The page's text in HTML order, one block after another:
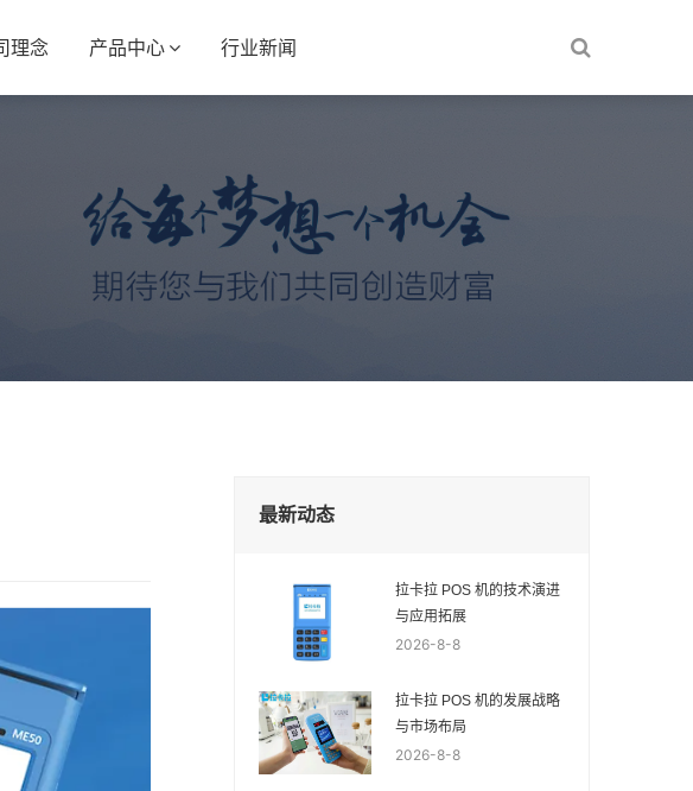
理念 产品中心 行业新闻
最新动态
拉卡拉 POS 机的技术演进
与应用拓展
2026-8-8
拉卡拉 POS 机的发展战略
与市场布局
2026-8-8